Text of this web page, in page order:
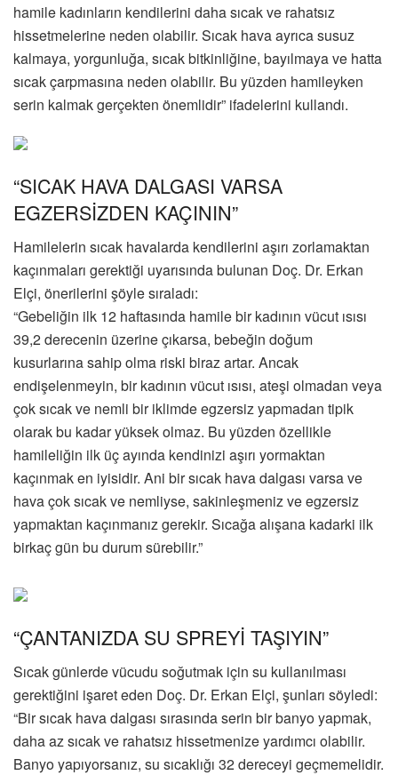
hamile kadınların kendilerini daha sıcak ve rahatsız
hissetmelerine neden olabilir. Sıcak hava ayrıca susuz
kalmaya, yorgunluğa, sıcak bitkinliğine, bayılmaya ve hatta
sıcak çarpmasına neden olabilir. Bu yüzden hamileyken
serin kalmak gerçekten önemlidir” ifadelerini kullandı.
“SICAK HAVA DALGASI VARSA
EGZERSİZDEN KAÇININ”
Hamilelerin sıcak havalarda kendilerini aşırı zorlamaktan
kaçınmaları gerektiği uyarısında bulunan Doç. Dr. Erkan
Elçi, önerilerini şöyle sıraladı:
“Gebeliğin ilk 12 haftasında hamile bir kadının vücut ısısı
39,2 derecenin üzerine çıkarsa, bebeğin doğum
kusurlarına sahip olma riski biraz artar. Ancak
endişelenmeyin, bir kadının vücut ısısı, ateşi olmadan veya
çok sıcak ve nemli bir iklimde egzersiz yapmadan tipik
olarak bu kadar yüksek olmaz. Bu yüzden özellikle
hamileliğin ilk üç ayında kendinizi aşırı yormaktan
kaçınmak en iyisidir. Ani bir sıcak hava dalgası varsa ve
hava çok sıcak ve nemliyse, sakinleşmeniz ve egzersiz
yapmaktan kaçınmanız gerekir. Sıcağa alışana kadarki ilk
birkaç gün bu durum sürebilir.”
“ÇANTANIZDA SU SPREYİ TAŞIYIN”
Sıcak günlerde vücudu soğutmak için su kullanılması
gerektiğini işaret eden Doç. Dr. Erkan Elçi, şunları söyledi:
“Bir sıcak hava dalgası sırasında serin bir banyo yapmak,
daha az sıcak ve rahatsız hissetmenize yardımcı olabilir.
Banyo yapıyorsanız, su sıcaklığı 32 dereceyi geçmemelidir.